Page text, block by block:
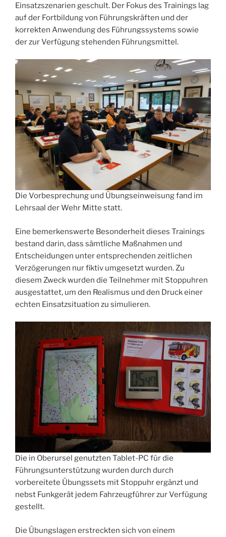
Einsatzszenarien geschult. Der Fokus des Trainings lag
auf der Fortbildung von Führungskräften und der
korrekten Anwendung des Führungssystems sowie
der zur Verfügung stehenden Führungsmittel.
Die Vorbesprechung und Übungseinweisung fand im
Lehrsaal der Wehr Mitte statt.
Eine bemerkenswerte Besonderheit dieses Trainings
bestand darin, dass sämtliche Maßnahmen und
Entscheidungen unter entsprechenden zeitlichen
Verzögerungen nur fiktiv umgesetzt wurden. Zu
diesem Zweck wurden die Teilnehmer mit Stoppuhren
ausgestattet, um den Realismus und den Druck einer
echten Einsatzsituation zu simulieren.
Die in Oberursel genutzten Tablet-PC für die
Führungsunterstützung wurden durch durch
vorbereitete Übungssets mit Stoppuhr ergänzt und
nebst Funkgerät jedem Fahrzeugführer zur Verfügung
gestellt.
Die Übungslagen erstreckten sich von einem